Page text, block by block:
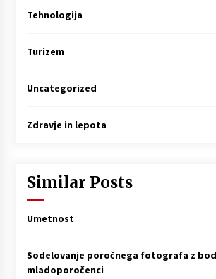
Tehnologija
Turizem
Uncategorized
Zdravje in lepota
Similar Posts
Umetnost
Sodelovanje poročnega fotografa z
mladoporočenci